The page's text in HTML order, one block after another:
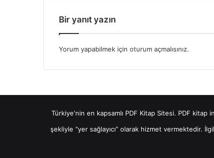
Bir yanıt yazın
Yorum yapabilmek için oturum açmalısınız.
Türkiye'nin en kapsamlı PDF Kitap Sitesi. PDF kitap
şekliyle “yer sağlayıcı” olarak hizmet vermektedir.